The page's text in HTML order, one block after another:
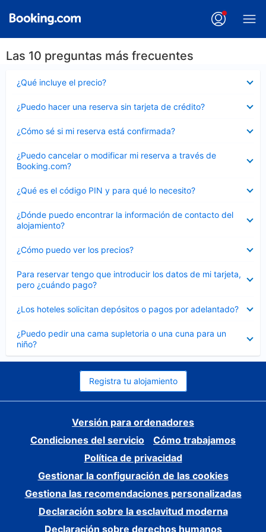
Las 10 preguntas más frecuentes
¿Qué incluye el precio?
cerrado
¿Puedo hacer una reserva sin tarjeta de crédito?
cerrado
¿Cómo sé si mi reserva está confirmada?
cerrado
¿Puedo cancelar o modificar mi reserva a través de
Booking.com?
cerrado
¿Qué es el código PIN y para qué lo necesito?
cerrado
¿Dónde puedo encontrar la información de contacto del
alojamiento?
cerrado
¿Cómo puedo ver los precios?
cerrado
Para reservar tengo que introducir los datos de mi tarjeta,
pero ¿cuándo pago?
cerrado
¿Los hoteles solicitan depósitos o pagos por adelantado?
cerrado
¿Puedo pedir una cama supletoria o una cuna para un
niño?
cerrado
Registra tu alojamiento
Versión para ordenadores
Condiciones del servicio
Cómo trabajamos
Política de privacidad
Gestionar la configuración de las cookies
Gestiona las recomendaciones personalizadas
Declaración sobre la esclavitud moderna
Declaración sobre derechos humanos